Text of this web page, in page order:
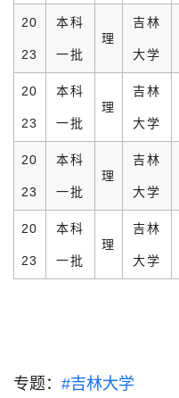
20
23
本科
一批
理
吉林
大学
20
23
本科
一批
理
吉林
大学
20
23
本科
一批
理
吉林
大学
20
23
本科
一批
理
吉林
大学
专题： #吉林大学